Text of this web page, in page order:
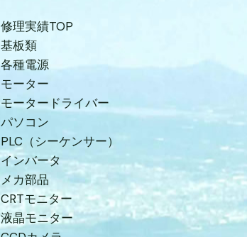
修理実績TOP
基板類
各種電源
モーター
モータードライバー
パソコン
PLC（シーケンサー）
インバータ
メカ部品
CRTモニター
液晶モニター